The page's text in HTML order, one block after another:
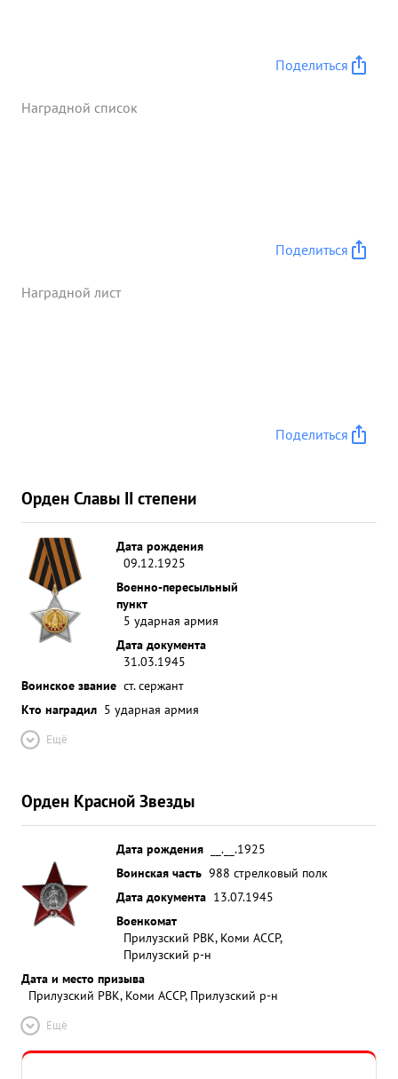
ручных пулемета. Стойкость и мужество сержанта
отражению вражеских контратак. ...»
Поделиться
Наградной список
Поделиться
Наградной лист
Поделиться
Орден Славы II степени
Дата рождения
09.12.1925
Военно-пересыльный
пункт
5 ударная армия
Дата документа
31.03.1945
Воинское звание ст. сержант
Кто наградил 5 ударная армия
Ещё
Орден Красной Звезды
Дата рождения
__.__.1925
Воинская часть 988 стрелковый полк
Дата документа 13.07.1945
Военкомат
Прилузский РВК, Коми АССР,
Прилузский р-н
Дата и место призыва
Прилузский РВК, Коми АССР, Прилузский р-н
Ещё